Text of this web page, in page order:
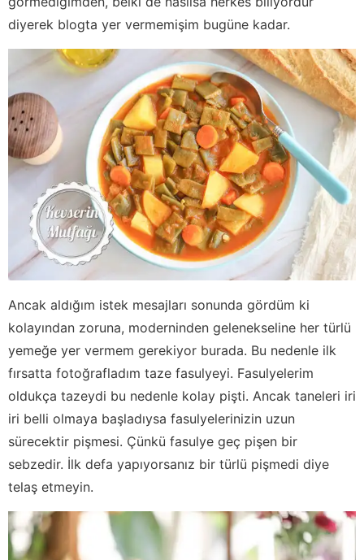
diyerek blogta yer vermemişim bugüne kadar.
Ancak aldığım istek mesajları sonunda gördüm ki
kolayından zoruna, moderninden gelenekseline her türlü
yemeğe yer vermem gerekiyor burada. Bu nedenle ilk
fırsatta fotoğrafladım taze fasulyeyi. Fasulyelerim
oldukça tazeydi bu nedenle kolay pişti. Ancak taneleri iri
iri belli olmaya başladıysa fasulyelerinizin uzun
sürecektir pişmesi. Çünkü fasulye geç pişen bir
sebzedir. İlk defa yapıyorsanız bir türlü pişmedi diye
telaş etmeyin.